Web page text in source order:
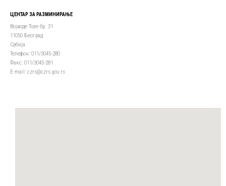
ЦЕНТАР ЗА РАЗМИНИРАЊЕ
Војводе Тозе бр. 31
11050 Београд
Србија
Телефон: 011/3045-280
Факс: 011/3045-281
Е-mail: czrs@czrs.gov.rs